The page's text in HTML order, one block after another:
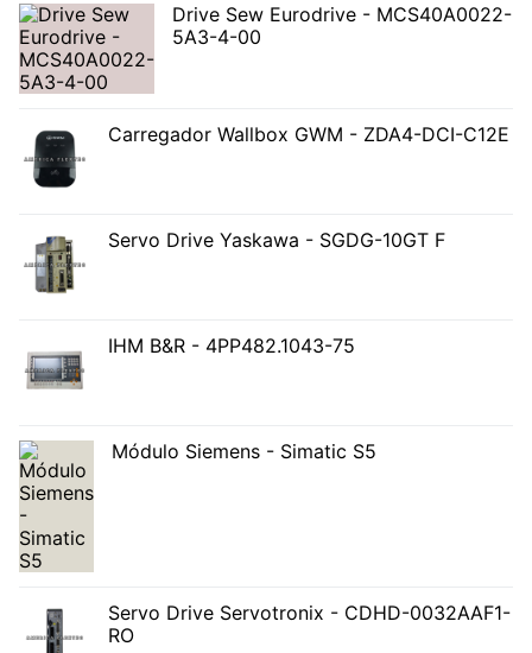
Drive Sew Eurodrive - MCS40A0022-
5A3-4-00
Carregador Wallbox GWM - ZDA4-DCI-C12E
Servo Drive Yaskawa - SGDG-10GT F
IHM B&R - 4PP482.1043-75
Módulo Siemens - Simatic S5
Servo Drive Servotronix - CDHD-0032AAF1-
RO